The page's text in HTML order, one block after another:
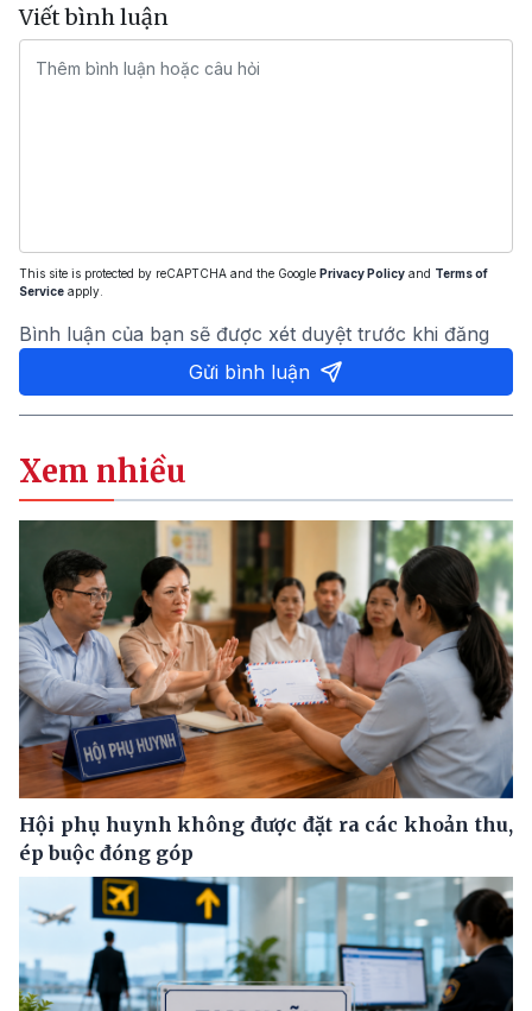
Viết bình luận
This site is protected by reCAPTCHA and the Google Privacy Policy and Terms of
Service apply.
Bình luận của bạn sẽ được xét duyệt trước khi đăng
Gửi bình luận
Xem nhiều
Hội phụ huynh không được đặt ra các khoản thu,
ép buộc đóng góp